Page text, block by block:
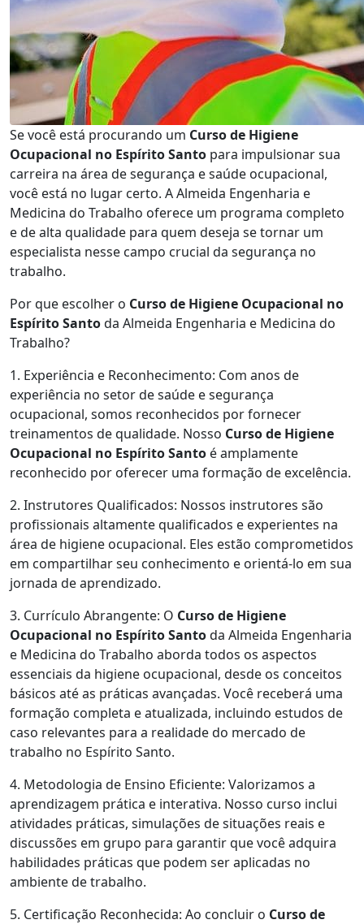
Se você está procurando um Curso de Higiene
Ocupacional no Espírito Santo para impulsionar sua
carreira na área de segurança e saúde ocupacional,
você está no lugar certo. A Almeida Engenharia e
Medicina do Trabalho oferece um programa completo
e de alta qualidade para quem deseja se tornar um
especialista nesse campo crucial da segurança no
trabalho.
Por que escolher o Curso de Higiene Ocupacional no
Espírito Santoda Almeida Engenharia e Medicina do
Trabalho?
1. Experiência e Reconhecimento: Com anos de
experiência no setor de saúde e segurança
ocupacional, somos reconhecidos por fornecer
treinamentos de qualidade. Nosso Curso de Higiene
Ocupacional no Espírito Santo é amplamente
reconhecido por oferecer uma formação de excelência.
2. Instrutores Qualificados: Nossos instrutores são
profissionais altamente qualificados e experientes na
área de higiene ocupacional. Eles estão comprometidos
em compartilhar seu conhecimento e orientá-lo em sua
jornada de aprendizado.
3. Currículo Abrangente: O Curso de Higiene
Ocupacional no Espírito Santoda Almeida Engenharia
e Medicina do Trabalho aborda todos os aspectos
essenciais da higiene ocupacional, desde os conceitos
básicos até as práticas avançadas. Você receberá uma
formação completa e atualizada, incluindo estudos de
caso relevantes para a realidade do mercado de
trabalho no Espírito Santo.
4. Metodologia de Ensino Eficiente: Valorizamos a
aprendizagem prática e interativa. Nosso curso inclui
atividades práticas, simulações de situações reais e
discussões em grupo para garantir que você adquira
habilidades práticas que podem ser aplicadas no
ambiente de trabalho.
5. Certificação Reconhecida: Ao concluir o Curso de